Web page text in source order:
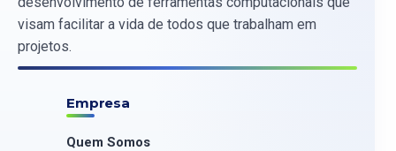
visam facilitar a vida de todos que trabalham em
projetos.
Empresa
Quem Somos